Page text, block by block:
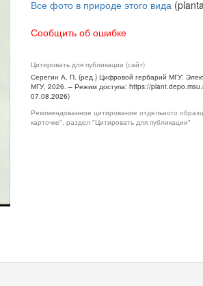
Все фото в природе этого вида
Сообщить об ошибке
Цитировать для публикации (сайт)
Серегин А. П. (ред.) Цифровой гербарий МГУ:
МГУ, 2026. – Режим доступа: https://
07.08.2026)
Рекомендованное цитирование отдельного
карточке", раздел "Цитировать для публикации"